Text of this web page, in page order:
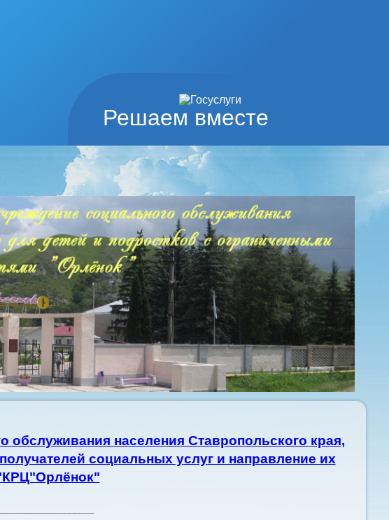
Решаем вместе
обслуживания населения Ставропольского края,
социальных услуг и направление их